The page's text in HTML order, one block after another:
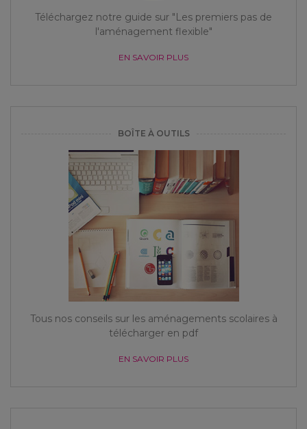
Téléchargez notre guide sur "Les premiers pas de
l'aménagement flexible"
EN SAVOIR PLUS
BOÎTE À OUTILS
Tous nos conseils sur les aménagements scolaires à
télécharger en pdf
EN SAVOIR PLUS